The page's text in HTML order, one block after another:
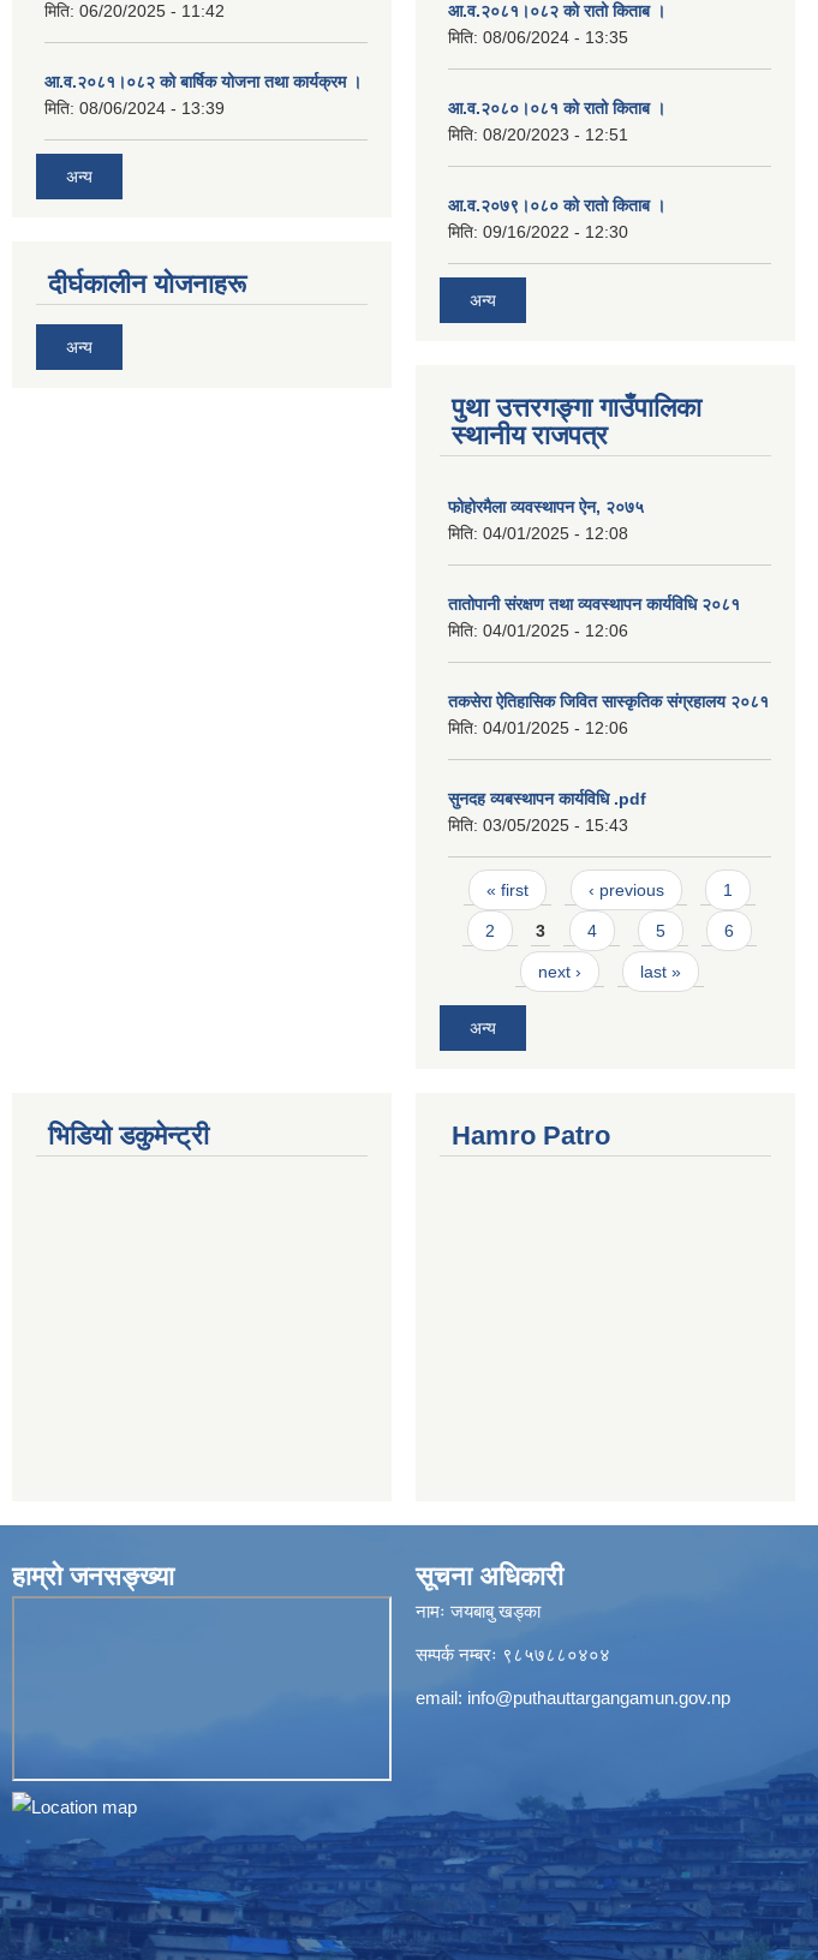
मिति: 06/20/2025 - 11:42
आ.व.२०८१।०८२ को बार्षिक योजना तथा कार्यक्रम ।
मिति: 08/06/2024 - 13:39
अन्य
दीर्घकालीन योजनाहरू
अन्य
आ.व.२०८१।०८२ को रातो किताब ।
मिति: 08/06/2024 - 13:35
आ.व.२०८०।०८१ को रातो किताब ।
मिति: 08/20/2023 - 12:51
आ.व.२०७९।०८० को रातो किताब ।
मिति: 09/16/2022 - 12:30
अन्य
पुथा उत्तरगङ्गा गाउँपालिका
स्थानीय राजपत्र
फोहोरमैला व्यवस्थापन ऐन, २०७५
मिति: 04/01/2025 - 12:08
तातोपानी संरक्षण तथा व्यवस्थापन कार्यविधि २०८१
मिति: 04/01/2025 - 12:06
तकसेरा ऐतिहासिक जिवित सास्कृतिक संग्रहालय २०८१
मिति: 04/01/2025 - 12:06
सुनदह व्यबस्थापन कार्यविधि .pdf
मिति: 03/05/2025 - 15:43
Pages
« first ‹ previous 1
2 3 4 5 6
next › last »
अन्य
भिडियो डकुमेन्ट्री Hamro Patro
हाम्रो जनसङ्ख्या सूचना अधिकारी
नामः जयबाबु खड्का
सम्पर्क नम्बरः ९८५७८८०४०४
email: info@puthauttargangamun.gov.np